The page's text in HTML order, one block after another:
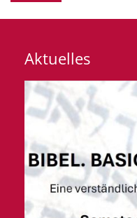
Aktuelles